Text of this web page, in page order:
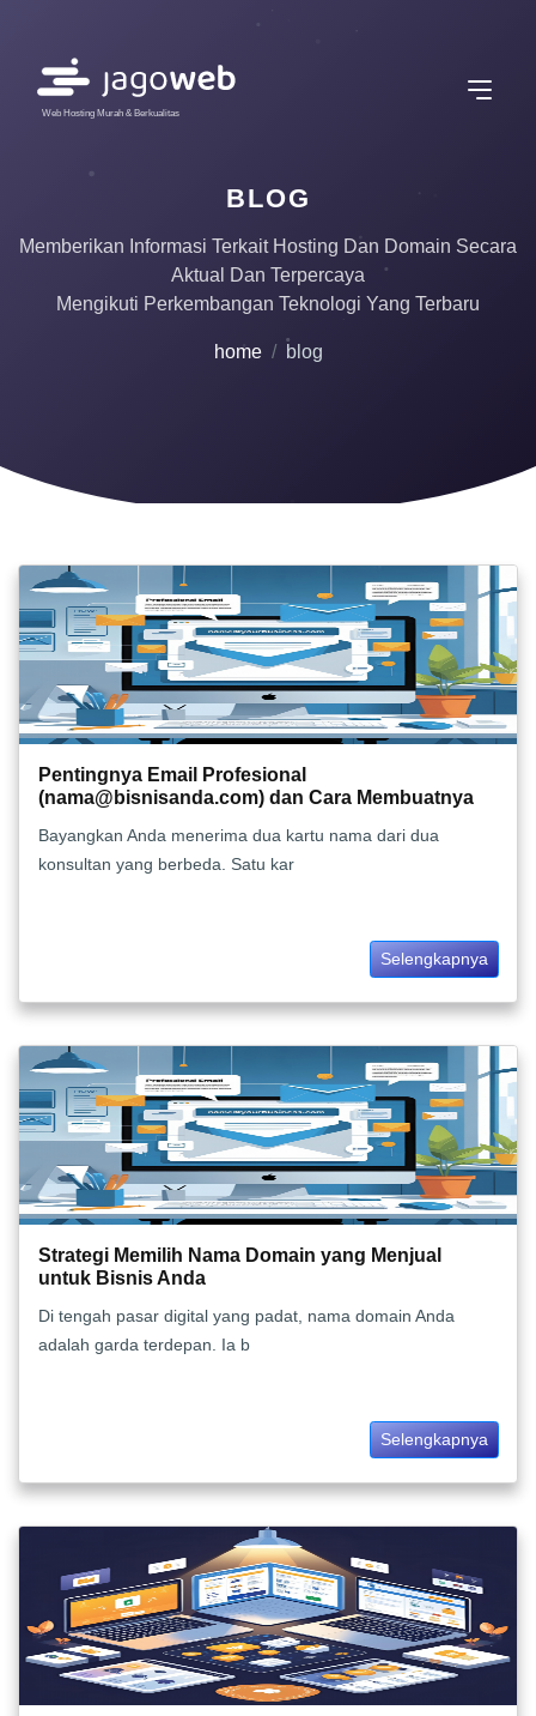
Web Hosting Murah & Berkualitas
BLOG
Memberikan Informasi Terkait Hosting Dan Domain Secara
Aktual Dan Terpercaya
Mengikuti Perkembangan Teknologi Yang Terbaru
home blog
Pentingnya Email Profesional
(nama@bisnisanda.com) dan Cara Membuatnya
Bayangkan Anda menerima dua kartu nama dari dua
konsultan yang berbeda. Satu kar
Selengkapnya
Strategi Memilih Nama Domain yang Menjual
untuk Bisnis Anda
Di tengah pasar digital yang padat, nama domain Anda
adalah garda terdepan. Ia b
Selengkapnya